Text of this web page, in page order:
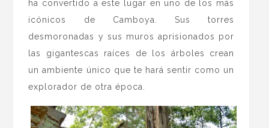
ha convertido a este lugar en uno de los más
icónicos de Camboya. Sus torres
desmoronadas y sus muros aprisionados por
las gigantescas raíces de los árboles crean
un ambiente único que te hará sentir como un
explorador de otra época.